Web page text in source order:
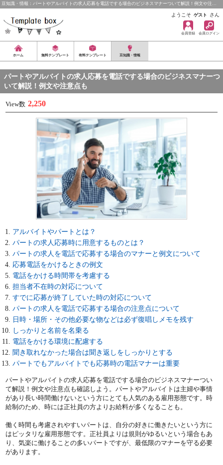
豆知識・情報：パートやアルバイトの求人応募を電話でする場合のビジネスマナーついて解説！例文や注…
ようこそ ゲスト さん
会員登録 会員ログイン
ホーム 無料テンプレート 有料テンプレート 豆知識・情報
パートやアルバイトの求人応募を電話でする場合のビジネスマナーつ
いて解説！例文や注意点も
View数 2,250
アルバイトやパートとは？
パートの求人応募時に用意するものとは？
パートの求人を電話で応募する場合のマナーと例文について
応募電話をかけるときの例文
電話をかける時間帯を考慮する
担当者不在時の対応について
すでに応募が終了していた時の対応について
パートの求人を電話で応募する場合の注意点について
日時・場所・その他必要な物などは必ず復唱しメモを残す
しっかりと名前を名乗る
電話をかける環境に配慮する
聞き取れなかった場合は聞き返しをしっかりとする
パートでもアルバイトでも応募時の電話マナーは重要
パートやアルバイトの求人応募を電話でする場合のビジネスマナーつい
て解説！例文や注意点も確認しよう。パートやアルバイトは主婦や事情
があり長い時間働けないという方にとても人気のある雇用形態です。時
給制のため、時には正社員の方よりお給料が多くなることも。
働く時間も考慮されやすいパートは、自分の好きに働きたいという方に
はピッタリな雇用形態です。正社員よりは規則がゆるいという場合もあ
り、気楽に働けることの多いパートですが、最低限のマナーを守る必要
があります。